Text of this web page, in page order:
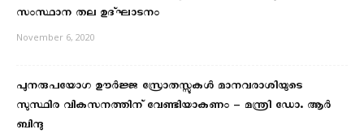
സംസ്ഥാന തല ഉദ്ഘാടനം
November 6, 2020
പുനരുപയോഗ ഊർജ്ജ സ്രോതസ്സുകൾ മാനവരാശിയുടെ
സുസ്ഥിര വികസനത്തിന് വേണ്ടിയാകണം – മന്ത്രി ഡോ. ആർ
ബിന്ദു